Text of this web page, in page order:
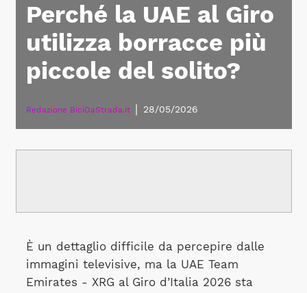
Perché la UAE al Giro
utilizza borracce più
piccole del solito?
Redazione BiciDaStrada.it 28/05/2026
È un dettaglio difficile da percepire dalle
immagini televisive, ma la UAE Team
Emirates - XRG al Giro d’Italia 2026 sta